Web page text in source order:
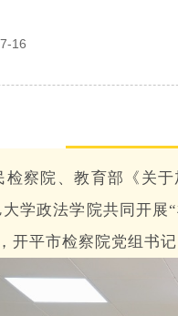
16
检察院、教育部《关
学政法学院共同开
开平市检察院党组书